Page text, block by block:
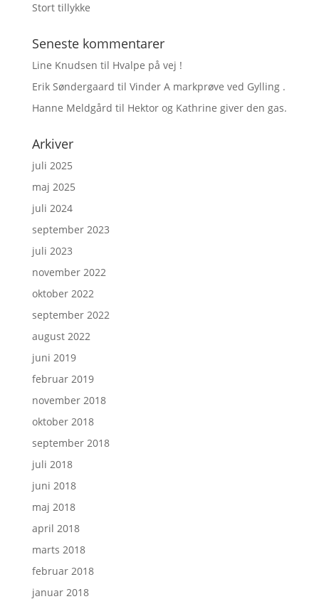
Stort tillykke
Seneste kommentarer
Line Knudsen til Hvalpe på vej !
Erik Søndergaard til Vinder A markprøve ved Gylling .
Hanne Meldgård til Hektor og Kathrine giver den gas.
Arkiver
juli 2025
maj 2025
juli 2024
september 2023
juli 2023
november 2022
oktober 2022
september 2022
august 2022
juni 2019
februar 2019
november 2018
oktober 2018
september 2018
juli 2018
juni 2018
maj 2018
april 2018
marts 2018
februar 2018
januar 2018